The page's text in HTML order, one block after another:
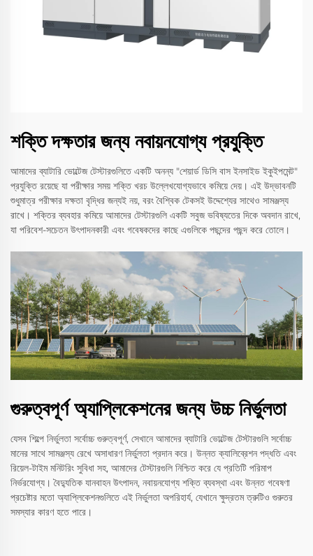
শক্তি দক্ষতার জন্য নবায়নযোগ্য প্রযুক্তি
আমাদের ব্যাটারি ভোল্টেজ টেস্টারগুলিতে একটি অনন্য "শেয়ার্ড ডিসি বাস ইনসাইড ইকুইপমেন্ট"
প্রযুক্তি রয়েছে যা পরীক্ষার সময় শক্তি খরচ উল্লেখযোগ্যভাবে কমিয়ে দেয়। এই উদ্ভাবনটি
শুধুমাত্র পরীক্ষার দক্ষতা বৃদ্ধির জন্যই নয়, বরং বৈশ্বিক টেকসই উদ্দেশ্যের সাথেও সামঞ্জস্য
রাখে। শক্তির ব্যবহার কমিয়ে আমাদের টেস্টারগুলি একটি সবুজ ভবিষ্যতের দিকে অবদান রাখে,
যা পরিবেশ-সচেতন উৎপাদনকারী এবং গবেষকদের কাছে এগুলিকে পছন্দের পছন্দ করে তোলে।
গুরুত্বপূর্ণ অ্যাপ্লিকেশনের জন্য উচ্চ নির্ভুলতা
যেসব শিল্পে নির্ভুলতা সর্বোচ্চ গুরুত্বপূর্ণ, সেখানে আমাদের ব্যাটারি ভোল্টেজ টেস্টারগুলি সর্বোচ্চ
মানের সাথে সামঞ্জস্য রেখে অসাধারণ নির্ভুলতা প্রদান করে। উন্নত ক্যালিব্রেশন পদ্ধতি এবং
রিয়েল-টাইম মনিটরিং সুবিধা সহ, আমাদের টেস্টারগুলি নিশ্চিত করে যে প্রতিটি পরিমাপ
নির্ভরযোগ্য। বৈদ্যুতিক যানবাহন উৎপাদন, নবায়নযোগ্য শক্তি ব্যবস্থা এবং উন্নত গবেষণা
প্রচেষ্টার মতো অ্যাপ্লিকেশনগুলিতে এই নির্ভুলতা অপরিহার্য, যেখানে ক্ষুদ্রতম ত্রুটিও গুরুতর
সমস্যার কারণ হতে পারে।